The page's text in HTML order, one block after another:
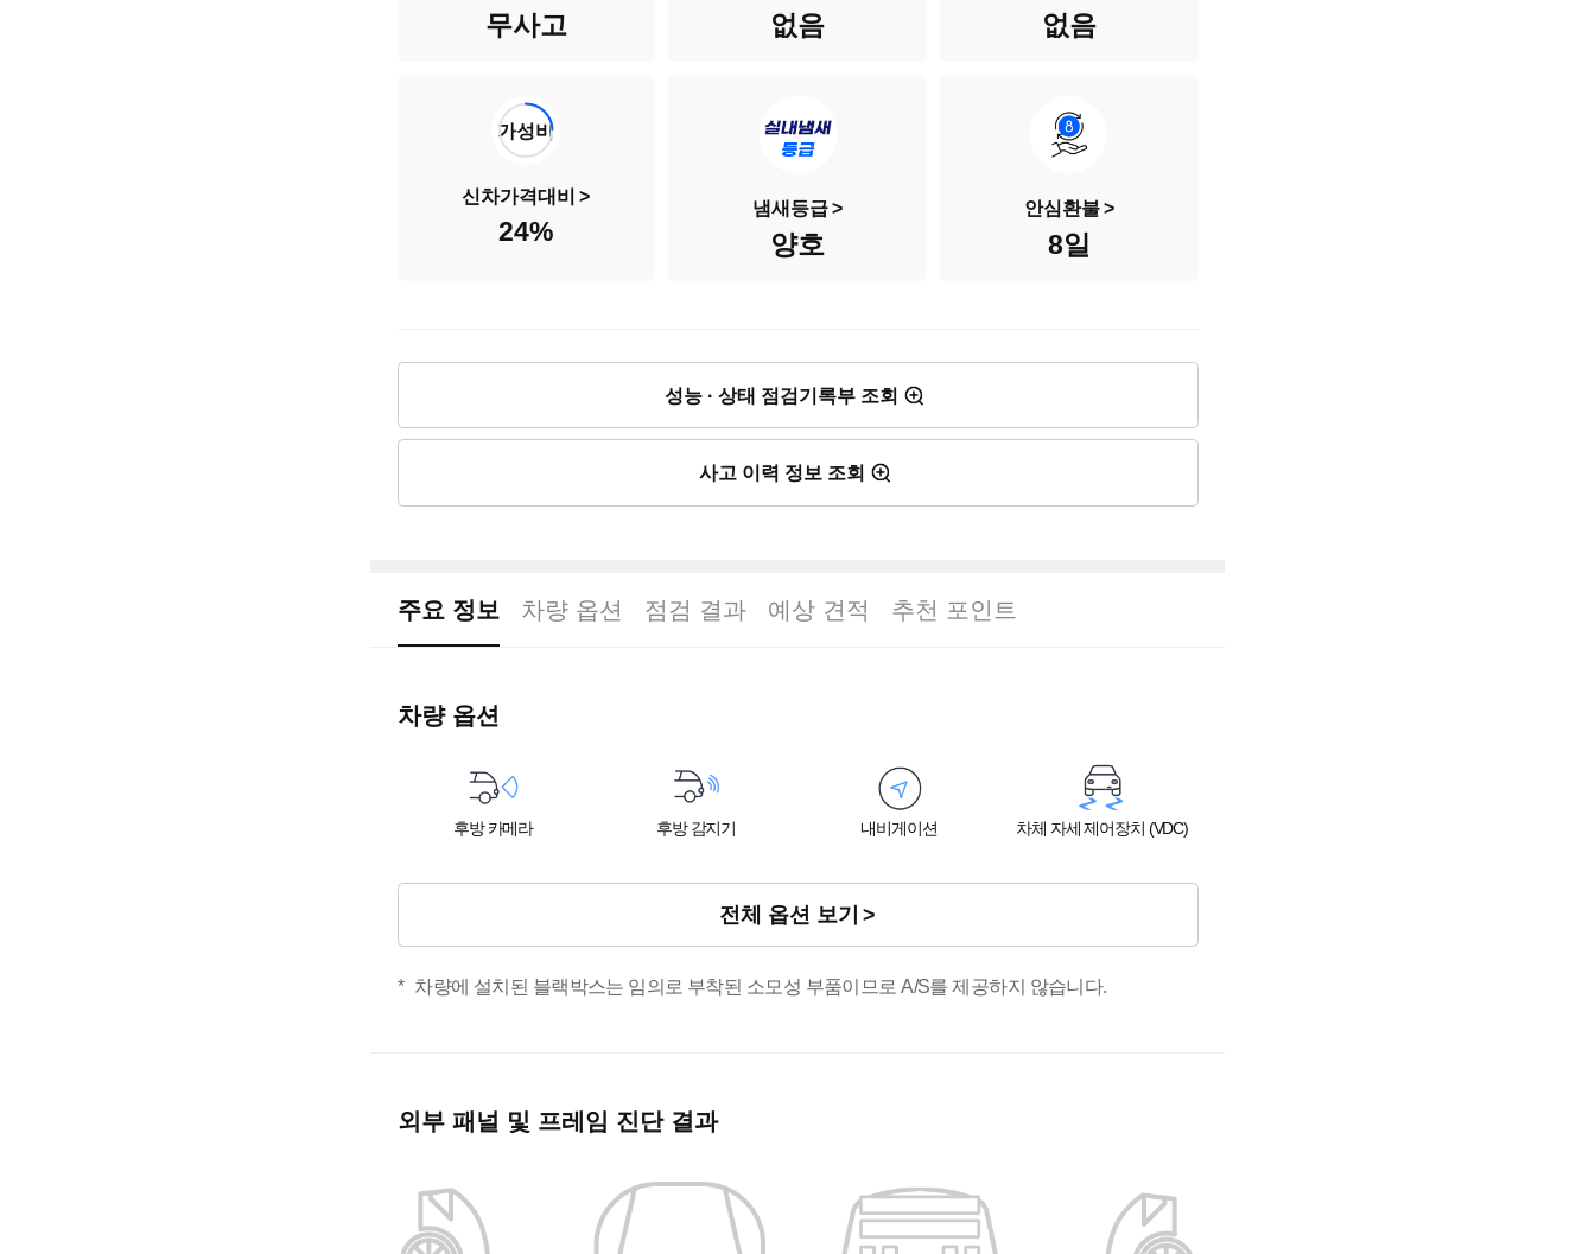
1,461cc
무사고 없음 없음
가성비
신차가격대비
24%
냄새등급
양호
안심환불
8일
성능 · 상태 점검기록부 조회
사고 이력 정보 조회
주요 정보 차량 옵션 점검 결과 예상 견적 추천 포인트
차량 옵션
후방 카메라 후방 감지기 내비게이션 차체 자세 제어장치 (VDC)
전체 옵션 보기
차량에 설치된 블랙박스는 임의로 부착된 소모성 부품이므로 A/S를 제공하지 않습니다.
외부 패널 및 프레임 진단 결과